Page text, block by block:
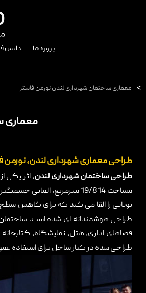
پروژه ها دانش
> معماری ساختمان شهرداری لندن نورمن فاستر
معماری
طراحی معماری شهرداری لندن، نورمن
طراحی ساختمان شهرداری لندن، اثر یکی از
مساحت19/814مترمربع، المانی
پویایی را القا می کند که برای کاهش
فضاهای اداری، هتل، نمایشگاه،
طراحی شده در کنار ساحل برای استفاده